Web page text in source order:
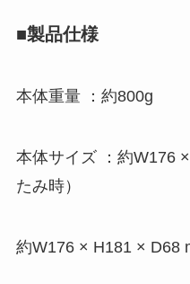
■製品仕様
本体重量 ：約800g
本体サイズ ：約W176
たみ時）
約W176 × H181 × D68